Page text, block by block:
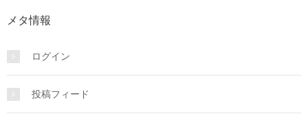
メタ情報
ログイン
投稿フィード